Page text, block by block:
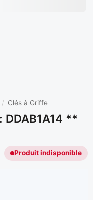
/ Clés à Griffe
DDAB1A14 **
Produit indisponible